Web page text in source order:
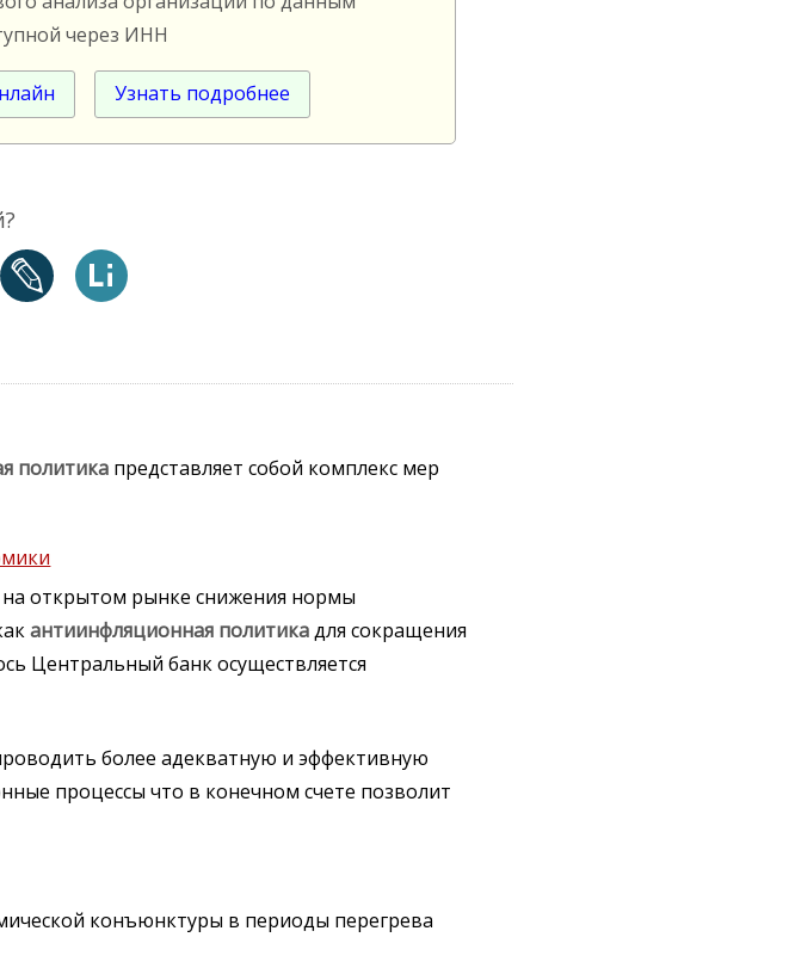
через ИНН
Узнать подробнее
политика представляет собой комплекс мер
открытом рынке снижения нормы
антиинфляционная политикадля сокращения
Центральный банк осуществляется
более адекватную и эффективную
процессы что в конечном счете позволит
конъюнктуры в периоды перегрева